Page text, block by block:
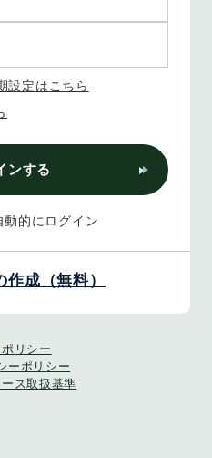
設定はこちら
ンする
動的にログイン
成（無料）
リシー
ーポリシー
ス取扱基準